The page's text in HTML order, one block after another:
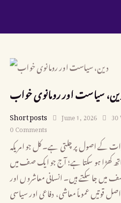
سیاست اور رومانوی خواب
Short posts June 1, 2026 30
0Comments
کے اصول پر چلتی ہے۔ کل جو امریکہ
کھڑا ہو سکتا ہے؛ آج جو ایک صف میں
میں جا سکتے ہیں۔ انسانی معاشروں اور